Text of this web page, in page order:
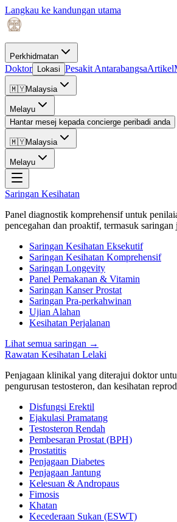
Langkau ke kandungan utama
Perkhidmatan
Doktor Lokasi Pesakit AntarabangsaArtikel
🇲🇾Malaysia
Melayu
Hantar mesej kepada concierge peribadi anda
🇲🇾Malaysia
Melayu
Saringan Kesihatan
Panel diagnostik komprehensif untuk
pencegahan dan proaktif, termasuk saringan
Saringan Kesihatan Eksekutif
Saringan Kesihatan Komprehensif
Saringan Longevity
Panel Pemakanan & Vitamin
Saringan Kanser Prostat
Saringan Pra-perkahwinan
Ujian Alahan
Kesihatan Perjalanan
Lihat semua saringan →
Rawatan Kesihatan Lelaki
Penjagaan klinikal yang diterajui doktor
pengurusan testosteron, dan kesihatan
Disfungsi Erektil
Ejakulasi Pramatang
Testosteron Rendah
Pembesaran Prostat (BPH)
Prostatitis
Penjagaan Diabetes
Penjagaan Jantung
Kelesuan & Andropaus
Fimosis
Khatan
Kecederaan Sukan (ESWT)